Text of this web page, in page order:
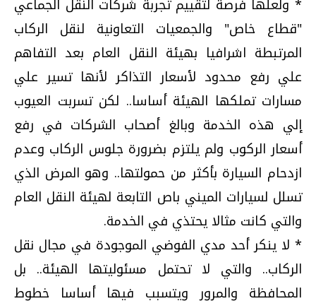
"قطاع خاص" والجمعيات التعاونية لنقل الركاب
المرتبطة اشرافيا بهيئة النقل العام بعد التفاهم
علي رفع محدود لأسعار التذاكر لأنها تسير علي
مسارات تملكها الهيئة أساسا.. لكن تسربت العيوب
إلي هذه الخدمة وبالغ أصحاب الشركات في رفع
أسعار الركوب ولم يلتزم بضرورة جلوس الركاب وعدم
ازدحام السيارة بأكثر من حمولتها.. وهو المرض الذي
تسلل لسيارات الميني باص التابعة لهيئة النقل العام
والتي كانت مثالا يحتذي في الخدمة.
* لا ينكر أحد مدي الفوضي الموجودة في مجال نقل
الركاب.. والتي لا تحتمل مسئوليتها الهيئة.. بل
المحافظة والمرور ويتسبب فيها أساسا خطوط